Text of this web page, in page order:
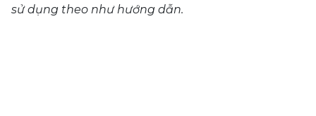
sử dụng theo như hướng dẫn.